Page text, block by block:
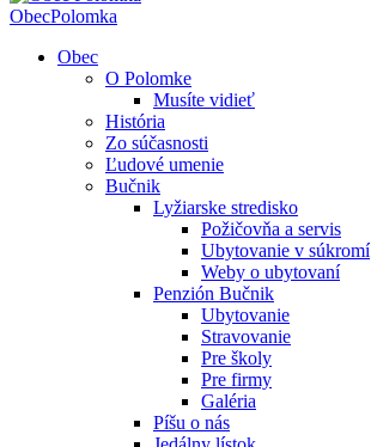
ObecPolomka
Obec
O Polomke
Musíte vidieť
História
Zo súčasnosti
Ľudové umenie
Bučnik
Lyžiarske stredisko
Požičovňa a servis
Ubytovanie v súkromí
Weby o ubytovaní
Penzión Bučnik
Ubytovanie
Stravovanie
Pre školy
Pre firmy
Galéria
Píšu o nás